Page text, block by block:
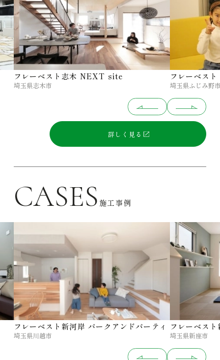
詳しく見る
フレーベスト志木 NEXT site
埼玉県志木市
フレーベス
埼玉県ふじみ野
CASES 施工事例
フレーベスト新河岸 パークアンドパーティ
埼玉県川越市
フレーベス
埼玉県新座市